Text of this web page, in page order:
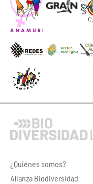
¿Quiénes somos?
Alianza Biodiversidad